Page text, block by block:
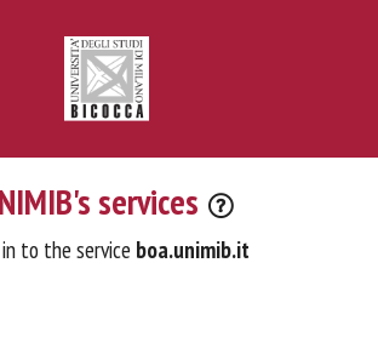
services
to the service boa.unimib.it